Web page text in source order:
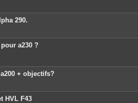
290.
a230 ?
+ objectifs?
HVL F43